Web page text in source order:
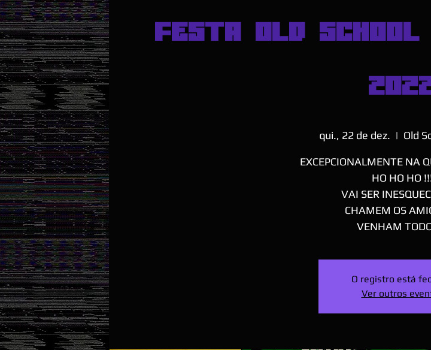
FESTA OLD
qui., 22 de dez.
  |
Old
EXCEPCIONALMENTE NA
HO HO HO
VAI SER
CHAMEM OS
VENHAM
O registro está
Ver outros